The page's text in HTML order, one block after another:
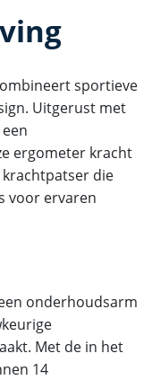
sportieve
Uitgerust met
ergometer kracht
die
voor ervaren
onderhoudsarm
Met de in het
14